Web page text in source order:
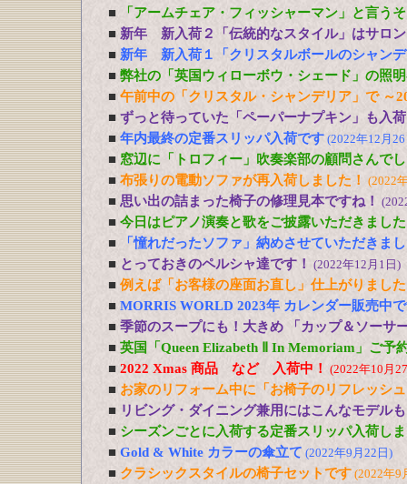
■
「アームチェア・フィッシャーマン」と言う
■ 新年 新入荷２「伝統的なスタイル」はサロ
■ 新年 新入荷１「クリスタルボールのシャン
■ 弊社の「英国ウィローボウ・シェード」の照
■ 午前中の「クリスタル・シャンデリア」で ～
■ ずっと待っていた「ペーパーナプキン」も入
■ 年内最終の定番スリッパ入荷です (2022年12月
■ 窓辺に「トロフィー」吹奏楽部の顧問さんで
■ 布張りの電動ソファが再入荷しました！ (2022
■ 思い出の詰まった椅子の修理見本ですね！
■ 今日はピアノ演奏と歌をご披露いただきまし
■
「憧れだったソファ」納めさせていただきま
■ とっておきのペルシャ達です！ (2022年12月1日)
■ 例えば「お客様の座面お直し」仕上がりました
■ MORRIS WORLD 2023年 カレンダー販売中
■ 季節のスープにも！大きめ 「カップ＆ソーサ
■ 英国「Queen Elizabeth Ⅱ In Memoriam」ご予
■ 2022 Xmas 商品 など 入荷中！ (2022年10月
■ お家のリフォーム中に「お椅子のリフレッシ
■ リビング・ダイニング兼用にはこんなモデルも
■ シーズンごとに入荷する定番スリッパ入荷し
■ Gold & White カラーの傘立て (2022年9月22日)
■ クラシックスタイルの椅子セットです (2022年9